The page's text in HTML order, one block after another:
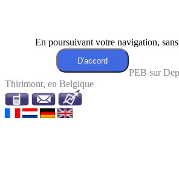
En poursuivant votre navigation,
PEB sur
Thirimont, en Belgique